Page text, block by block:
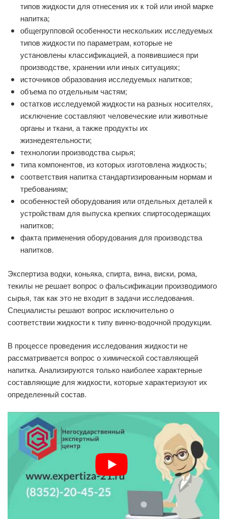
типов жидкости для отнесения их к той или иной марке
напитка;
общегрупповой особенности нескольких исследуемых
типов жидкости по параметрам, которые не
установлены классификацией, а появившиеся при
производстве, хранении или иных ситуациях;
источников образования исследуемых напитков;
объема по отдельным частям;
остатков исследуемой жидкости на разных носителях,
исключение составляют человеческие или животные
органы и ткани, а также продукты их
жизнедеятельности;
технологии производства сырья;
типа компонентов, из которых изготовлена жидкость;
соответствия напитка стандартизированным нормам и
требованиям;
особенностей оборудования или отдельных деталей к
устройствам для выпуска крепких спиртосодержащих
напитков;
факта применения оборудования для производства
напитков.
Экспертиза водки, коньяка, спирта, вина, виски, рома,
текилы не решает вопрос о фальсификации производимого
сырья, так как это не входит в задачи исследования.
Специалисты решают вопрос исключительно о
соответствии жидкости к типу винно-водочной продукции.
В процессе проведения исследования жидкости не
рассматривается вопрос о химической составляющей
напитка. Анализируются только наиболее характерные
составляющие для жидкости, которые характеризуют их
определенный состав.